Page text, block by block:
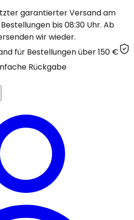
garantierter Versand am
bis 08:30 Uhr. Ab
wir wieder.
für Bestellungen über 150 €
Rückgabe